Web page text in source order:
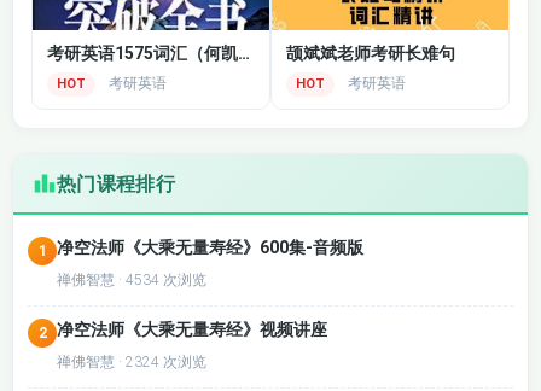
考研英语1575词汇（何凯文）
HOT 考研英语
颉斌斌老师考研长难句
HOT 考研英语
热门课程排行
1 净空法师《大乘无量寿经》600集-音频版
禅佛智慧 · 4534 次浏览
2 净空法师《大乘无量寿经》视频讲座
禅佛智慧 · 2324 次浏览